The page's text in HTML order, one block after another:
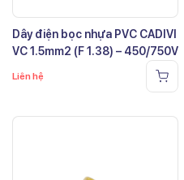
Dây điện bọc nhựa PVC CADIVI
VC 1.5mm2 (F 1.38) – 450/750V
Liên hệ